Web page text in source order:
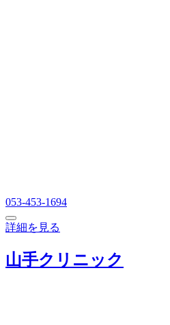
053-453-1694
詳細を見る
山手クリニック